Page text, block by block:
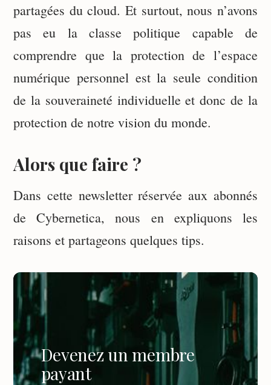
partagées du cloud. Et surtout, nous n’avons
pas eu la classe politique capable de
comprendre que la protection de l’espace
numérique personnel est la seule condition
de la souveraineté individuelle et donc de la
protection de notre vision du monde.
Alors que faire ?
Dans cette newsletter réservée aux abonnés
de Cybernetica, nous en expliquons les
raisons et partageons quelques tips.
Devenez un membre
payant